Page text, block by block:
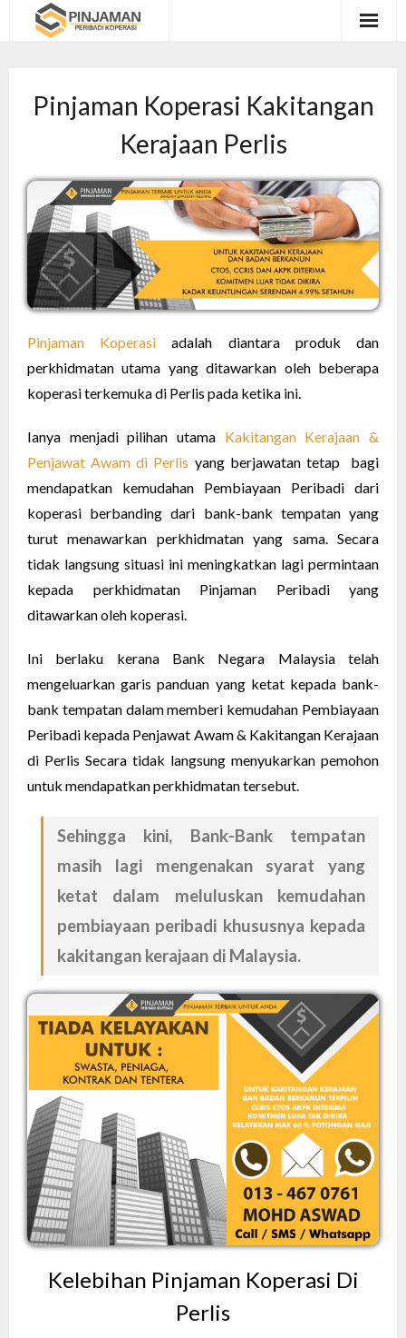
Coshare
Semak Kelayakan
Hubungi Kami
Pinjaman Koperasi Kakitangan
Kerajaan Perlis
Pinjaman Koperasi adalah diantara produk dan
perkhidmatan utama yang ditawarkan oleh beberapa
koperasi terkemuka di Perlis pada ketika ini.
Ianya menjadi pilihan utama Kakitangan Kerajaan &
Penjawat Awam di Perlis yang berjawatan tetap bagi
mendapatkan kemudahan Pembiayaan Peribadi dari
koperasi berbanding dari bank-bank tempatan yang
turut menawarkan perkhidmatan yang sama. Secara
tidak langsung situasi ini meningkatkan lagi permintaan
kepada perkhidmatan Pinjaman Peribadi yang
ditawarkan oleh koperasi.
Ini berlaku kerana Bank Negara Malaysia telah
mengeluarkan garis panduan yang ketat kepada bank-
bank tempatan dalam memberi kemudahan Pembiayaan
Peribadi kepada Penjawat Awam & Kakitangan Kerajaan
di Perlis Secara tidak langsung menyukarkan pemohon
untuk mendapatkan perkhidmatan tersebut.
Sehingga kini, Bank-Bank tempatan
masih lagi mengenakan syarat yang
ketat dalam meluluskan kemudahan
pembiayaan peribadi khususnya kepada
kakitangan kerajaan di Malaysia.
Kelebihan Pinjaman Koperasi Di
Perlis